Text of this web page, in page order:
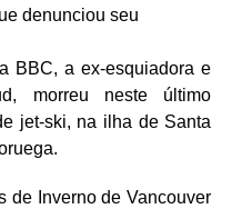
denunciou seu
BBC, a ex-esquiadora e
morreu neste último
jet-ski, na ilha de Santa
de Inverno de Vancouver